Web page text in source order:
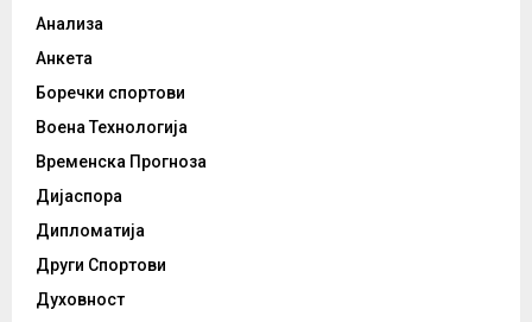
Анализа
Анкета
Боречки спортови
Воена Технологија
Временска Прогноза
Дијаспора
Дипломатија
Други Спортови
Духовност